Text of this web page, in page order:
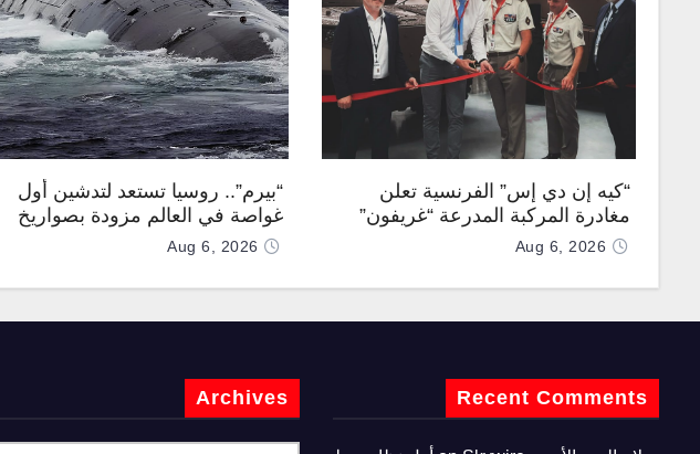
“كيه إن دي إس” الفرنسية تعلن
مغادرة المركبة المدرعة “غريفون”
رقم 1000 لخط الإنتاجAug 6, 2026
“بيرم”.. روسيا تستعد لتدشين أول
غواصة في العالم مزودة بصواريخ
كروز فرط صوتية
Aug 6, 2026
Recent Comments
Archives